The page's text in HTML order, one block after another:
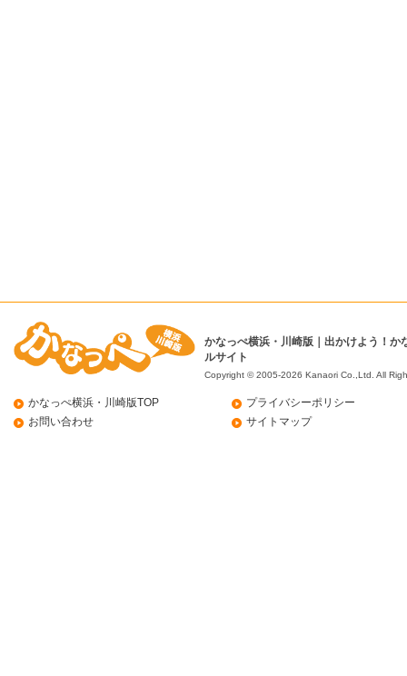
かなっぺ横浜・川崎版｜出かけよう！か
ルサイト
Copyright © 2005-2026 Kanaori Co.,Ltd. All
かなっぺ横浜・川崎版TOP
お問い合わせ
プライバシーポリシー
サイトマップ